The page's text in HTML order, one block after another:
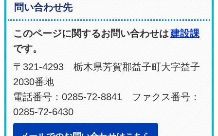
問い合わせ先
このページに関するお問い合わせは建設課
です。
〒321-4293 栃木県芳賀郡益子町大字益子
2030番地
電話番号：0285-72-8841 ファクス番号：
0285-72-6430